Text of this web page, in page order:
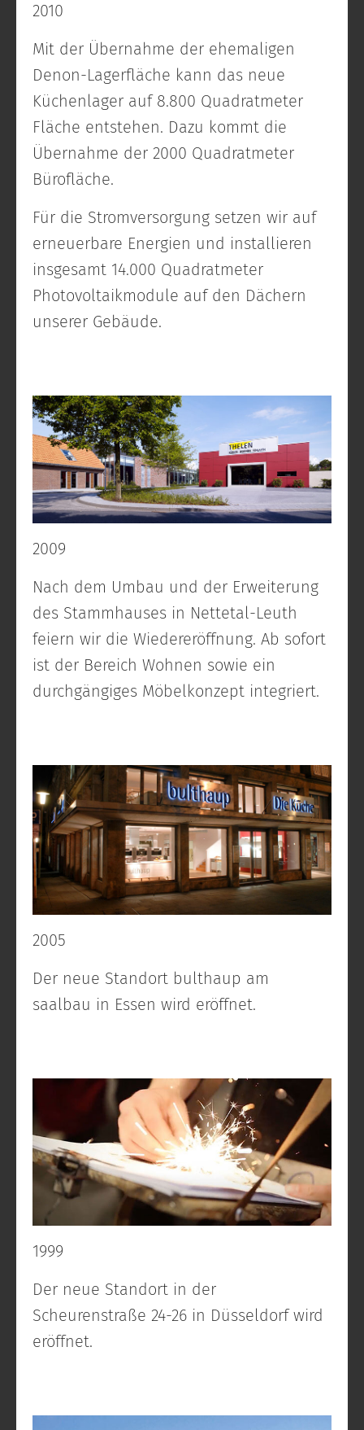
2010
Mit der Übernahme der ehemaligen
Denon-Lagerfläche kann das neue
Küchenlager auf 8.800 Quadratmeter
Fläche entstehen. Dazu kommt die
Übernahme der 2000 Quadratmeter
Bürofläche.
Für die Stromversorgung setzen wir auf
erneuerbare Energien und installieren
insgesamt 14.000 Quadratmeter
Photovoltaikmodule auf den Dächern
unserer Gebäude.
2009
Nach dem Umbau und der Erweiterung
des Stammhauses in Nettetal-Leuth
feiern wir die Wiedereröffnung. Ab sofort
ist der Bereich Wohnen sowie ein
durchgängiges Möbelkonzept integriert.
2005
Der neue Standort bulthaup am
saalbau in Essen wird eröffnet.
1999
Der neue Standort in der
Scheurenstraße 24-26 in Düsseldorf wird
eröffnet.